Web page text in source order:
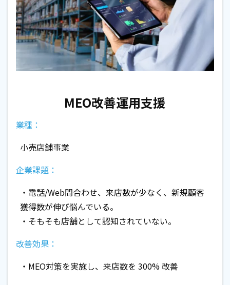
MEO改善運用支援
業種：
小売店舗事業
企業課題：
・電話/Web問合わせ、来店数が少なく、新規顧客
獲得数が伸び悩んでいる。
・そもそも店舗として認知されていない。
改善効果：
・MEO対策を実施し、来店数を 300% 改善